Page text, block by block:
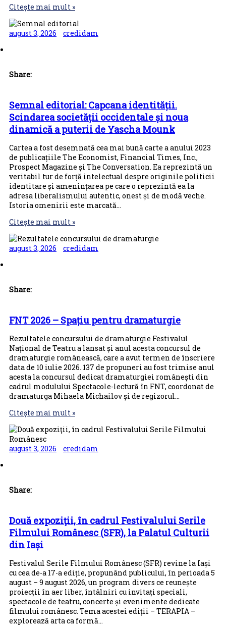
Citește mai mult »
august 3, 2026 credidam
Share:
Semnal editorial: Capcana identității.
Scindarea societății occidentale și noua
dinamică a puterii de Yascha Mounk
Cartea a fost desemnată cea mai bună carte a anului 2023
de publicațiile The Economist, Financial Times, Inc.,
Prospect Magazine și The Conversation. Ea reprezintă un
veritabil tur de forță intelectual despre originile politicii
identitare și amenin­țarea pe care o reprezintă ea la
adresa liberalismului autentic, onest și de modă veche.
Istoria omenirii este marcată…
Citește mai mult »
august 3, 2026 credidam
Share:
FNT 2026 – Spațiu pentru dramaturgie
Rezultatele concursului de dramaturgie Festivalul
Național de Teatru a lansat și anul acesta concursul de
dramaturgie românească, care a avut termen de înscriere
data de 10 iulie 2026. 137 de propuneri au fost trimise anul
acesta la concursul dedicat dramaturgiei românești din
cadrul modulului Spectacole-lectură în FNT, coordonat de
dramaturga Mihaela Michailov și de regizorul…
Citește mai mult »
august 3, 2026 credidam
Share:
Două expoziţii, în cadrul Festivalului Serile
Filmului Românesc (SFR), la Palatul Culturii
din Iași
Festivalul Serile Filmului Românesc (SFR) revine la Iași
cu cea de-a 17-a ediție, propunând publicului, în perioada 5
august – 9 august 2026, un program divers ce reunește
proiecții în aer liber, întâlniri cu invitați speciali,
spectacole de teatru, concerte și evenimente dedicate
filmului românesc. Tema acestei ediții – TERAPIA –
explorează arta ca formă…